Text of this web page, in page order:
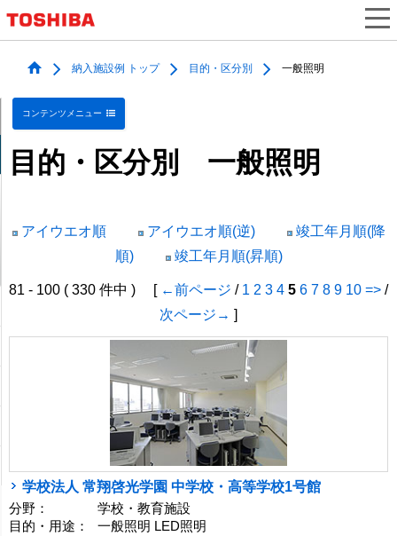
納入施設例 トップ 目的・区分別 一般照明
コンテンツメニュー
目的・区分別 一般照明
アイウエオ順 アイウエオ順(逆)
竣工年月順(降
順)
竣工年月順(昇順)
81 - 100 ( 330 件中 ) [ ←前ページ / 1 2 3 4 5 6 7 8 9 10 => /
次ページ→ ]
学校法人 常翔啓光学園 中学校・高等学校1号館
分野：
学校・教育施設
目的・用途：
一般照明 LED照明